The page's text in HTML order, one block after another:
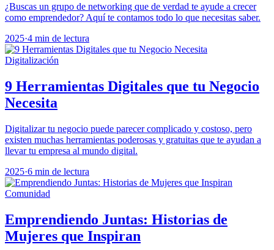
¿Buscas un grupo de networking que de verdad te ayude a crecer
como emprendedor? Aquí te contamos todo lo que necesitas saber.
2025·4 min de lectura
Digitalización
9 Herramientas Digitales que tu Negocio
Necesita
Digitalizar tu negocio puede parecer complicado y costoso, pero
existen muchas herramientas poderosas y gratuitas que te ayudan a
llevar tu empresa al mundo digital.
2025·6 min de lectura
Comunidad
Emprendiendo Juntas: Historias de
Mujeres que Inspiran